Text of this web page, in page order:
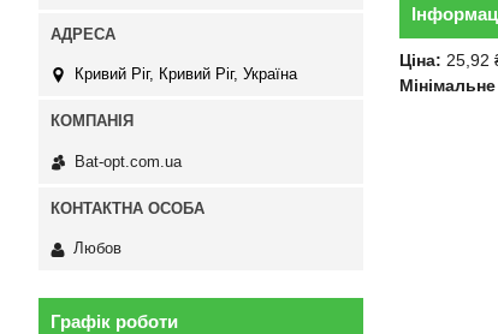
Ціна: 25,92
Кривий Ріг, Кривий Ріг, Україна
Bat-opt.com.ua
Любов
Графік роботи